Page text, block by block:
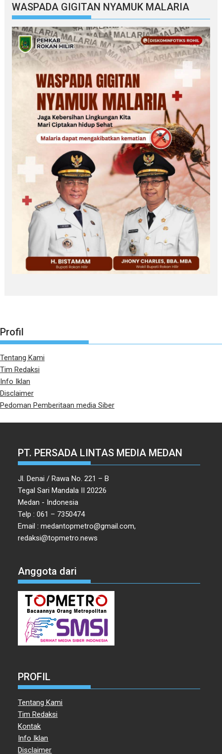
WASPADA GIGITAN NYAMUK MALARIA
Profil
Tentang Kami
Tim Redaksi
Info Iklan
Disclaimer
Pedoman Pemberitaan media Siber
PT. PERSADA LINTAS MEDIA MEDAN
Jl. Denai / Rawa No. 221 – B
Tegal Sari Mandala II 20226
Medan - Indonesia
Telp : 061 – 7350474
Email : medantopmetro@gmail.com,
redaksi@topmetro.news
Anggota dari
PROFIL
Tentang Kami
Tim Redaksi
Kontak
Info Iklan
Disclaimer